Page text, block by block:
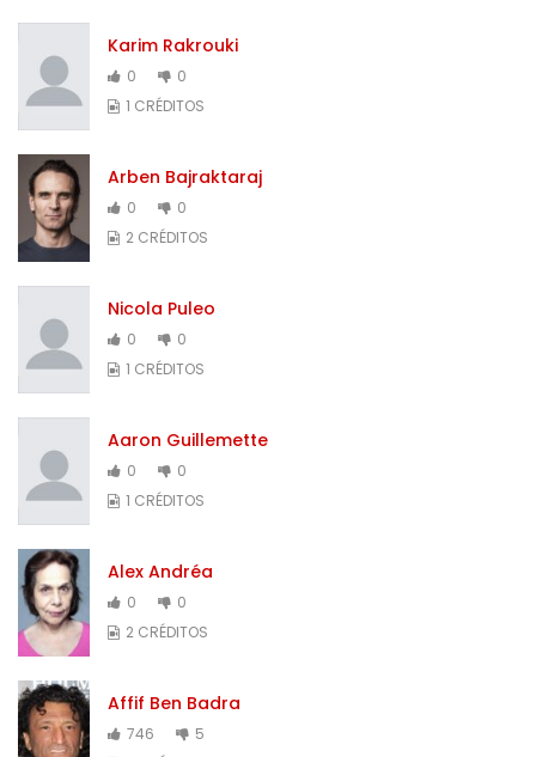
Karim Rakrouki
0
0
1 CRÉDITOS
Arben Bajraktaraj
0
0
2 CRÉDITOS
Nicola Puleo
0
0
1 CRÉDITOS
Aaron Guillemette
0
0
1 CRÉDITOS
Alex Andréa
0
0
2 CRÉDITOS
Affif Ben Badra
746
5